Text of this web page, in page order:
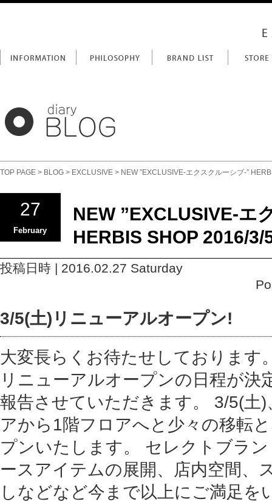
TOP PAGE > BLOG > EXCLUSIVE > NEW ”EXCLUSIVE-エクスクルーシブ-”
27
February
NEW ”EXCLUSIVE-エ
HERBIS SHOP 2016/3/
投稿日時 | 2016.02.27 Saturday
3/5(土)リニューアルオープン!
大変長らくお待たせしております
リニューアルオープンの日程が決
報告させていただきます。 3/5(土
アから1階フロアへと少々の移転
プンいたします。 セレクトブラ
ースアイテムの展開、店内空間、
しなどなど今まで以上にご満足を